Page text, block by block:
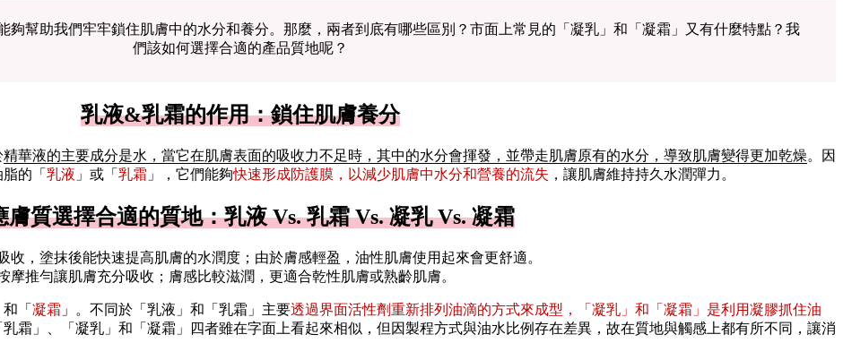
夠幫助我們牢牢鎖住肌膚中的水分和養分。那麼，兩者到底有哪些區別？市面上常見的「凝乳」和「凝霜」又有什麼特點？我
們該如何選擇合適的產品質地呢？
乳液&乳霜的作用：鎖住肌膚養分
精華液的主要成分是水，當它在肌膚表面的吸收力不足時，其中的水分會揮發，並帶走肌膚原有的水分，導致肌膚變得更加乾燥。因
的「 乳液 」或「 乳霜 」，它們能夠快速形成防護膜，以減少肌膚中水分和營養的流失 ，讓肌膚維持持久水潤彈力。
膚質選擇合適的質地：乳液 Vs. 乳霜 Vs. 凝乳 Vs. 凝霜
收，塗抹後能快速提高肌膚的水潤度；由於膚感輕盈，油性肌膚使用起來會更舒適。
推勻讓肌膚充分吸收；膚感比較滋潤，更適合乾性肌膚或熟齡肌膚。
和「 凝霜 」。不同於「乳液」和「乳霜」主要透過界面活性劑重新排列油滴的方式來成型，「凝乳」和「凝霜」是利用凝膠抓住油
乳霜」、「凝乳」和「凝霜」四者雖在字面上看起來相似，但因製程方式與油水比例存在差異，故在質地與觸感上都有所不同，讓消